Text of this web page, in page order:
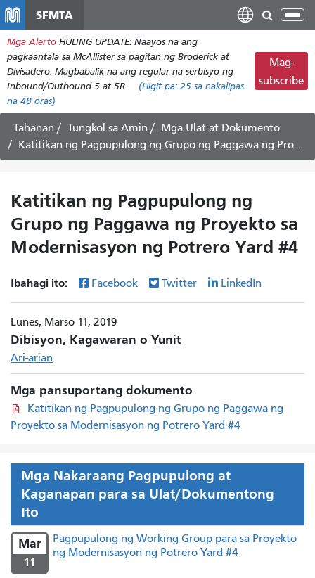
pangunahing
nilalaman
SFMTA
I-
ang
Mga Alerto HULING UPDATE: Naayos na ang
pagkaantala sa McAllister sa pagitan ng Broderick at
Divisadero. Magbabalik na ang regular na serbisyo ng
Inbound/Outbound 5 at 5R.
(Higit pa: 25 sa nakalipas
na 48 oras)
Mag-
subscribe
Tahanan Tungkol sa Amin
Mga Ulat at Dokumento
Katitikan ng Pagpupulong ng Grupo ng Paggawa ng Proyekto sa Modernisasyon ng Potrero Yard #4
Katitikan ng Pagpupulong ng
Grupo ng Paggawa ng Proyekto sa
Modernisasyon ng Potrero Yard #4
Ibahagi ito: Facebook Twitter LinkedIn
Lunes, Marso 11, 2019
Dibisyon, Kagawaran o Yunit
Ari-arian
Mga pansuportang dokumento
Katitikan ng Pagpupulong ng Grupo ng Paggawa ng
Proyekto sa Modernisasyon ng Potrero Yard #4
Mga Nakaraang Pagpupulong at
Kaganapan para sa Ulat/Dokumentong
Ito
Mar
11
Pagpupulong ng Working Group para sa Proyekto
ng Modernisasyon ng Potrero Yard #4